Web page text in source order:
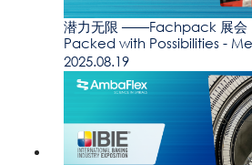
潜力无限 ——Fachpack 展会
Packed with Possibilities -
2025.08.19